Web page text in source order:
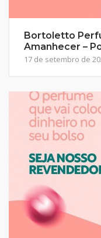
Bortoletto
Amanhecer –
17 de setembro de